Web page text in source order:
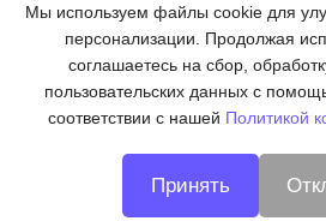
КАТАЛОГ
ПОДПИСКА
Мы используем файлы cookie для
персонализации. Продолжая
соглашаетесь на сбор,
пользовательских данных с
соответствии с нашей Политикой
Принять